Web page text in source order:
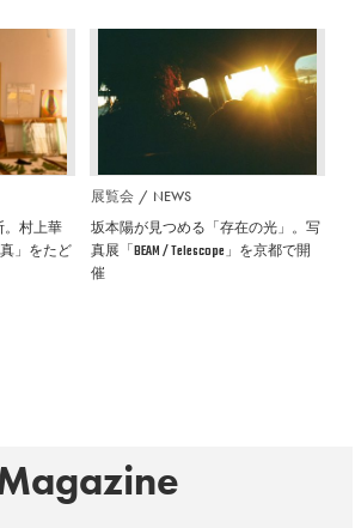
。村上華
」をたど
展覧会 NEWS
坂本陽が見つめる「存在の光」。写
真展「BEAM / Telescope」を京都で開
催